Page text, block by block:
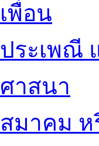
เพื่อน
ประเพณี
ศาสนา
สมาคม ห